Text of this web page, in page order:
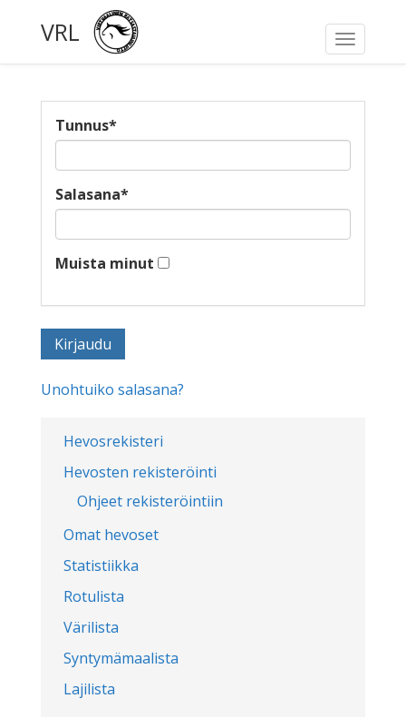
Toggle
VRL
Hevosrekisteri
Hevosten rekisteröinti
Ohjeet rekisteröintiin
Omat hevoset
Statistiikka
Rotulista
Värilista
Syntymämaalista
Lajilista
Tunnus*
Salasana*
Muista minut
Unohtuiko salasana?